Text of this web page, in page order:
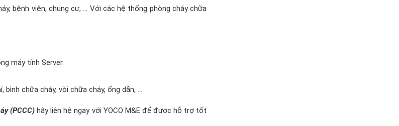
bệnh viện, chung cư, … Với các hệ thống phòng cháy chữa
máy tính Server.
chữa cháy, vòi chữa cháy, ống dẫn, …
(PCCC) hãy liên hệ ngay với YOCO M&E để được hỗ trợ tốt